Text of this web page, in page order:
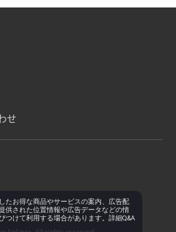
せ
たお得な商品やサービスの案内、広告配
供された位置情報や広告データなどの情
つけて利用する場合があります。詳細Q&A